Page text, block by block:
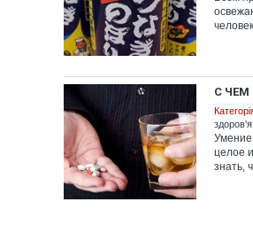
С ЧЕМ
Умение
целое
знать,